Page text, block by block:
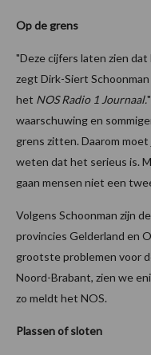
Op de grens
"Deze cijfers laten zien
zegt Dirk-Siert
het NOS Radio 1 Journaal.
waarschuwing en
grens zitten. Daarom
weten dat het serieus is.
gaan mensen niet een
Volgens Schoonman zijn
provincies Gelderland en
grootste problemen voor
Noord-Brabant, zien we
zo meldt het NOS.
Plassen of sloten